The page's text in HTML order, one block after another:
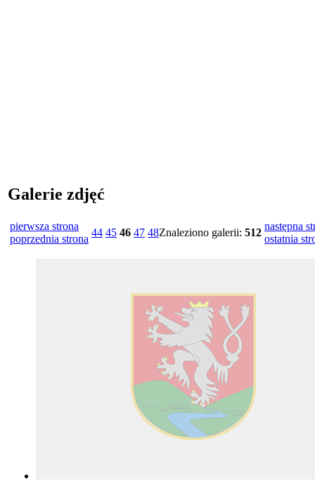
Galerie zdjęć
pierwsza strona
poprzednia strona
44 45 46 47 48Znaleziono galerii: 512
następna
ostatnia